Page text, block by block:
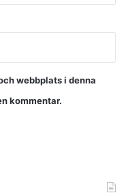
webbplats i denna
kommentar.